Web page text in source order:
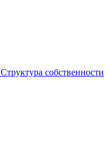
Структура собственности